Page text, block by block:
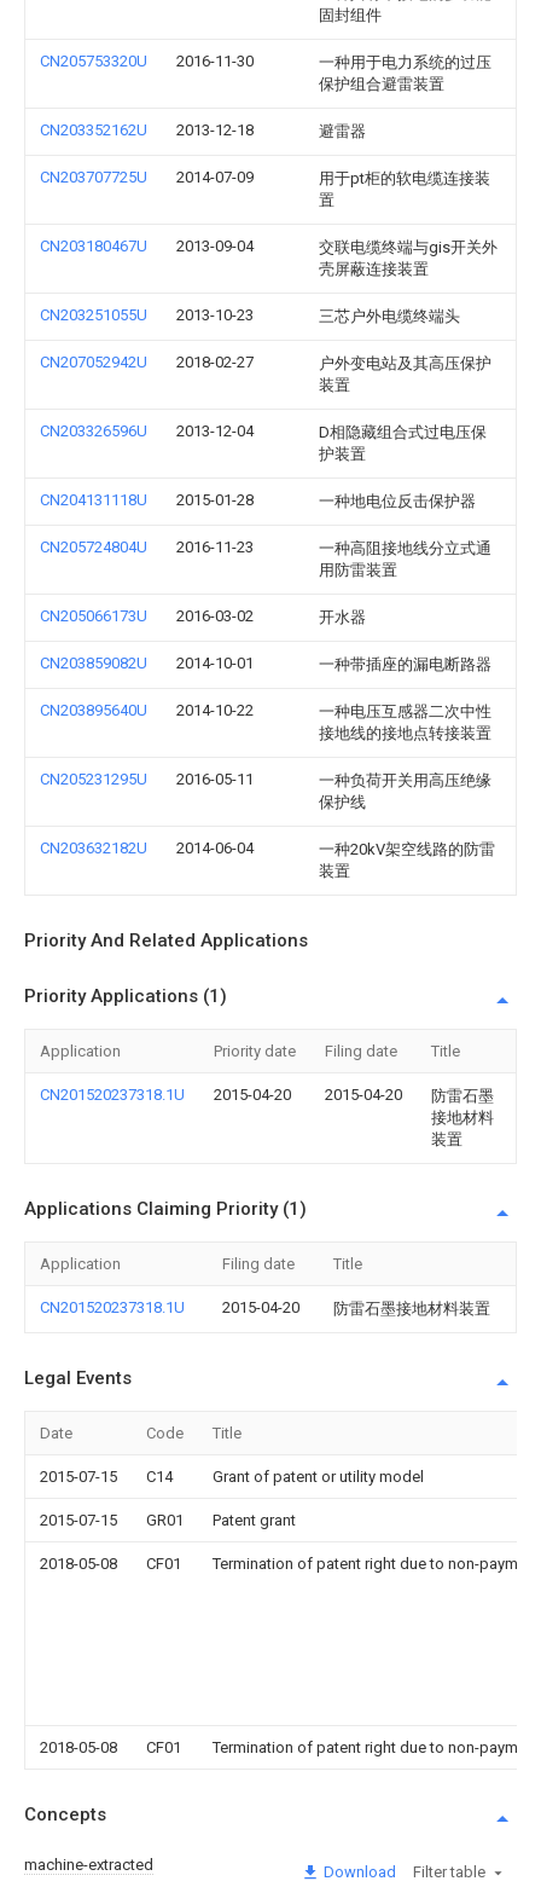
固封组件
CN205753320U 2016-11-30
一种用于电力系统的过压
保护组合避雷装置
CN203352162U 2013-12-18 避雷器
CN203707725U 2014-07-09
用于pt柜的软电缆连接装
置
CN203180467U 2013-09-04
交联电缆终端与gis开关外
壳屏蔽连接装置
CN203251055U 2013-10-23 三芯户外电缆终端头
CN207052942U 2018-02-27
户外变电站及其高压保护
装置
CN203326596U 2013-12-04
D相隐藏组合式过电压保
护装置
CN204131118U 2015-01-28 一种地电位反击保护器
CN205724804U 2016-11-23
一种高阻接地线分立式通
用防雷装置
CN205066173U 2016-03-02 开水器
CN203859082U 2014-10-01 一种带插座的漏电断路器
CN203895640U 2014-10-22
一种电压互感器二次中性
接地线的接地点转接装置
CN205231295U 2016-05-11
一种负荷开关用高压绝缘
保护线
CN203632182U 2014-06-04
一种20kV架空线路的防雷
装置
Priority And Related Applications
Priority Applications (1)
Application Priority date Filing date Title
CN201520237318.1U 2015-04-20 2015-04-20
防雷石墨
接地材料
装置
Applications Claiming Priority (1)
Application Filing date Title
CN201520237318.1U 2015-04-20 防雷石墨接地材料装置
Legal Events
Date Code Title
2015-07-15 C14 Grant of patent or utility model
2015-07-15 GR01 Patent grant
2018-05-08 CF01 Termination of patent right due to non-
2018-05-08 CF01 Termination of patent right due to non-
Concepts
machine-extracted Download Filter table